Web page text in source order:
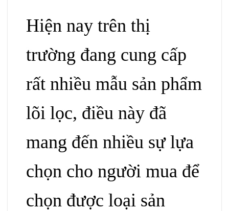
Hiện nay trên thị
trường đang cung cấp
rất nhiều mẫu sản phẩm
lõi lọc, điều này đã
mang đến nhiều sự lựa
chọn cho người mua để
chọn được loại sản